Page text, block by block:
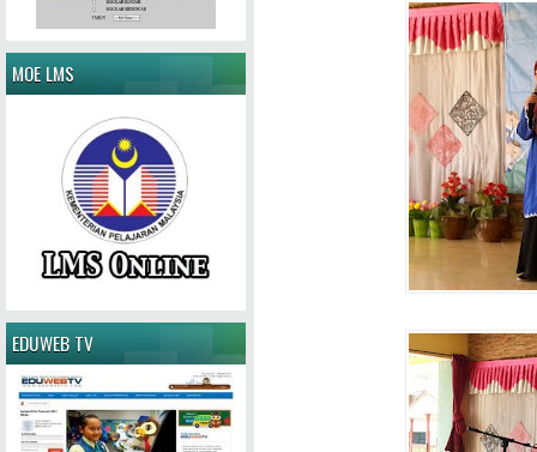
MOE LMS
EDUWEB TV